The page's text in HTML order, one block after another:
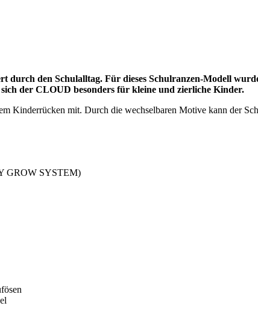
den Schulalltag. Für dieses Schulranzen-Modell
der CLOUD besonders für kleine und zierliche Kinder.
Kinderrücken mit. Durch die wechselbaren Motive kann der
GROW SYSTEM)